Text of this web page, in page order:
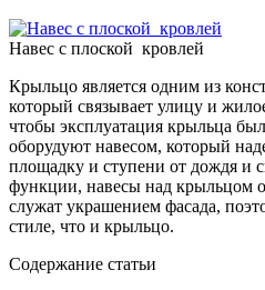
Навес с плоской кровлей
Крыльцо является одним из
который связывает улицу и
чтобы эксплуатация крыльца
оборудуют навесом, который
площадку и ступени от дождя и
функции, навесы над крыльцом
служат украшением фасада,
стиле, что и крыльцо.
Содержание статьи